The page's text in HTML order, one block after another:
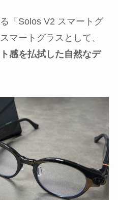
「Solos V2 スマートグ
マートグラスとして、
感を払拭した自然なデ